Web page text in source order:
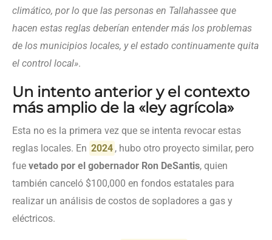
climático, por lo que las personas en Tallahassee que
hacen estas reglas deberían entender más los problemas
de los municipios locales, y el estado continuamente quita
el control local».
Un intento anterior y el contexto
más amplio de la «ley agrícola»
Esta no es la primera vez que se intenta revocar estas
reglas locales. En 2024 , hubo otro proyecto similar, pero
fue vetado por el gobernador Ron DeSantis, quien
también canceló $100,000 en fondos estatales para
realizar un análisis de costos de sopladores a gas y
eléctricos.